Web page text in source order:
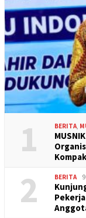
1 BERITA,
Kompak
2 BERITA